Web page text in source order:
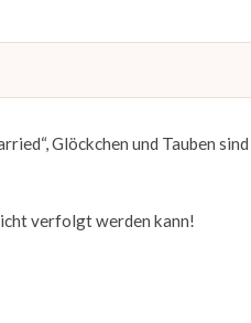
Glöckchen und Tauben
verfolgt werden kann!